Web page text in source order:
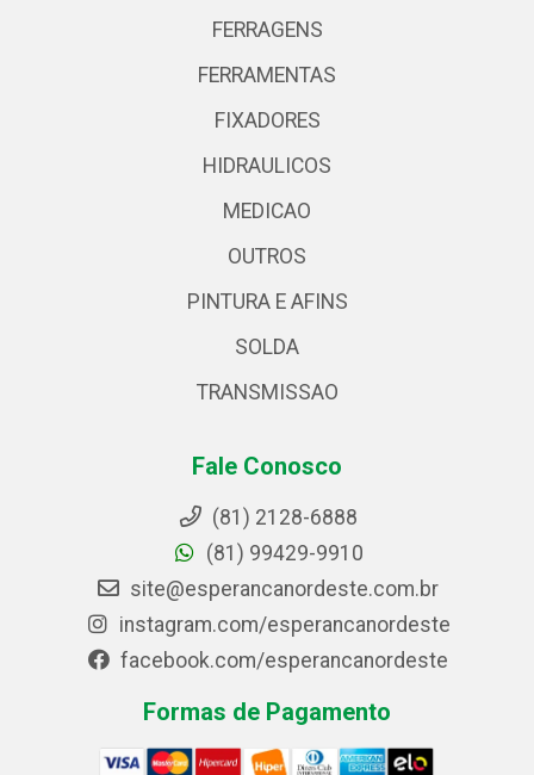
FERRAGENS
FERRAMENTAS
FIXADORES
HIDRAULICOS
MEDICAO
OUTROS
PINTURA E AFINS
SOLDA
TRANSMISSAO
Fale Conosco
(81) 2128-6888
(81) 99429-9910
site@esperancanordeste.com.br
instagram.com/esperancanordeste
facebook.com/esperancanordeste
Formas de Pagamento